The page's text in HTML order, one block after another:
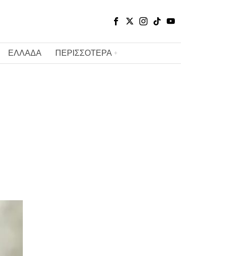
ΕΛΛΑΔΑ ΠΕΡΙΣΣΟΤΕΡΑ